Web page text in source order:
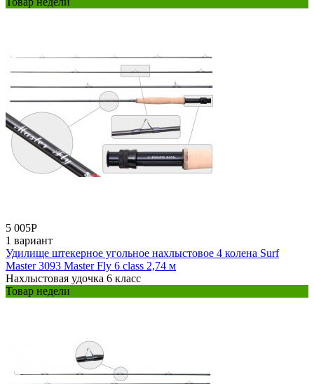
5 005Р
1 вариант
Удилище штекерное угольное нахлыстовое 4 колена Surf
Master 3093 Master Fly 6 class 2,74 м
Нахлыстовая удочка 6 класс
Товар недели